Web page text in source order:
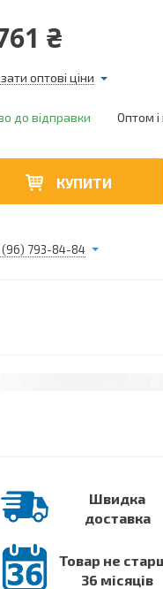
₴
оптові ціни
до відправки Оптом і
КУПИТИ
(96) 793-84-84
Швидка
доставка
Товар не
36 місяців